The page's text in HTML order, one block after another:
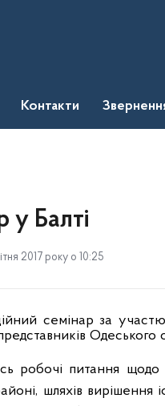
Контакти
у Балті
2017 року о 10:25
семінар за участю
Одеського
робочі питання щодо
шляхів